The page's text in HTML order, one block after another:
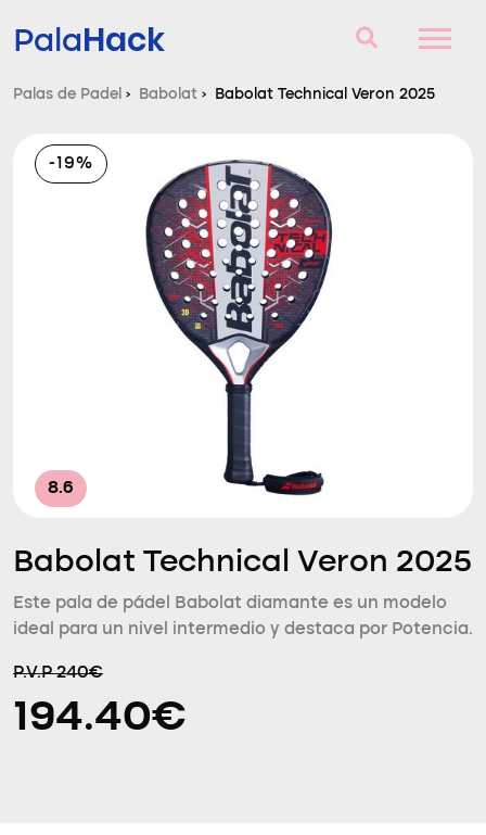
PalaHack
Consultorio
Comparador
Palas de Padel › Babolat › Babolat Technical Veron 2025
-19%
8.6
Babolat Technical Veron 2025
Este pala de pádel Babolat diamante es un modelo
ideal para un nivel intermedio y destaca por Potencia.
P.V.P 240€
194.40€